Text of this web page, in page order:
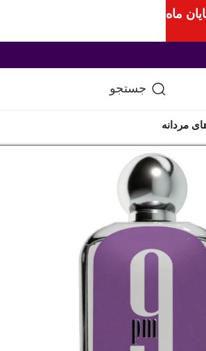
جستجو
مردانه
ماه